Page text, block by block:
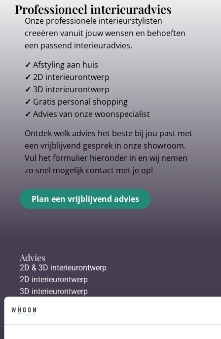
Professioneel interieuradvies
Onze professionele interieurstylisten
creeëren vanuit jouw wensen en behoeften
een passend interieuradvies.
✓ Afstyling aan huis
✓ 2D interieurontwerp
✓ 3D interieurontwerp
✓ Gratis personal shopping
✓ Advies van onze woonspecialist
Ontdek welk advies het beste bij jou past met
een vrijblijvend gesprek in onze showroom.
Vul het formulier hieronder in en wij nemen
zo snel mogelijk contact met je op!
Plan een vrijblijvend advies
Advies
2D & 3D interieurontwerp
2D interieurontwerp
3D interieurontwerp
Gratis personal shopping
Vloeren